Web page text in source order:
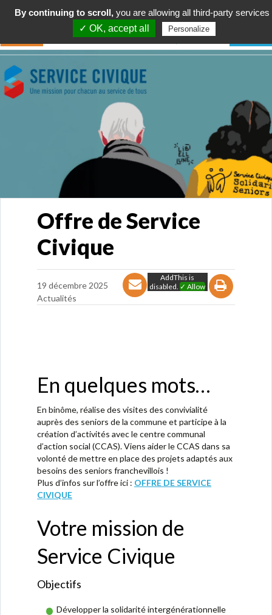
Offre de Service
Civique
19 décembre 2025
Actualités
AddThis is
disabled. ✓ Allow
En quelques mots…
En binôme, réalise des visites des convivialité
auprès des seniors de la commune et participe à la
création d’activités avec le centre communal
d’action social (CCAS). Viens aider le CCAS dans sa
volonté de mettre en place des projets adaptés aux
besoins des seniors franchevillois !
Plus d’infos sur l’offre ici : OFFRE DE SERVICE
CIVIQUE
Votre mission de
Service Civique
Objectifs
Développer la solidarité intergénérationnelle
By continuing to scroll, you are allowing all third-party services
✓ OK, accept all
Personalize